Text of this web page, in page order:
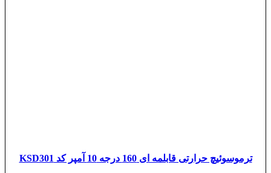
ترموسوئیچ حرارتی قابلمه ای 160 درجه 10 آمپر کد KSD301